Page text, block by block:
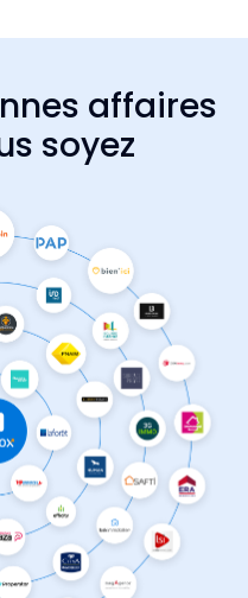
affaires
soyez